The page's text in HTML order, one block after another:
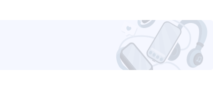
2 х USB 3.0/USB 3.2 Gen 1, Mic-in, Line-out